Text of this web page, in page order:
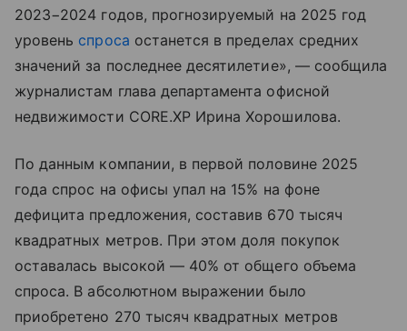
2023−2024 годов, прогнозируемый на 2025 год
уровень спроса останется в пределах средних
значений за последнее десятилетие», — сообщила
журналистам глава департамента офисной
недвижимости CORE.XP Ирина Хорошилова.
По данным компании, в первой половине 2025
года спрос на офисы упал на 15% на фоне
дефицита предложения, составив 670 тысяч
квадратных метров. При этом доля покупок
оставалась высокой — 40% от общего объема
спроса. В абсолютном выражении было
приобретено 270 тысяч квадратных метров